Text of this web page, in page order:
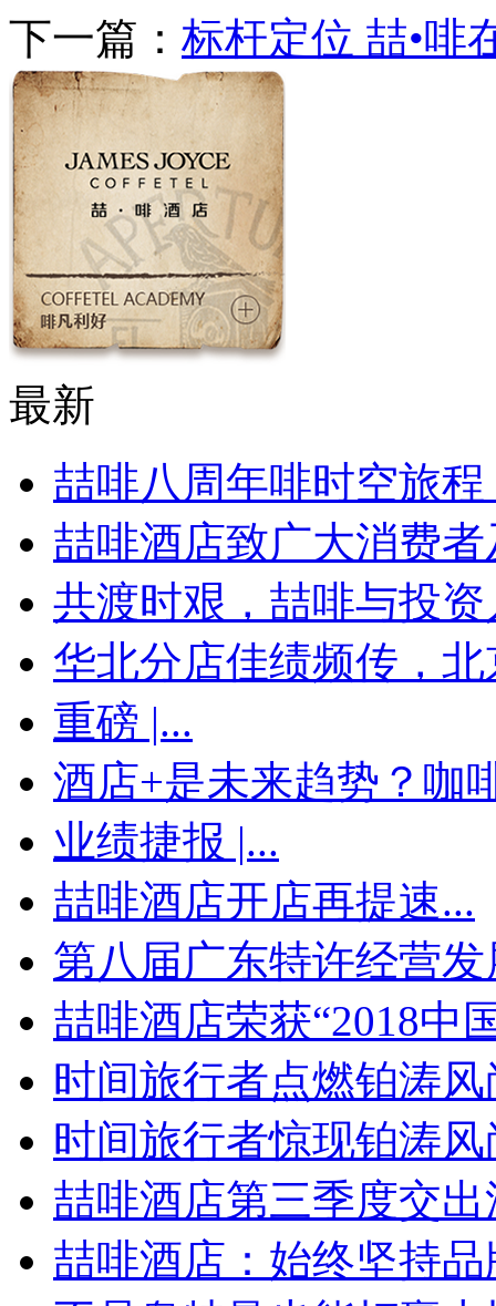
下一篇： 标杆定位 喆•啡
最新
喆啡八周年啡时空旅程
喆啡酒店致广大消费者
共渡时艰，喆啡与投
华北分店佳绩频传，北
重磅 |...
酒店+是未来趋势？咖
业绩捷报 |...
喆啡酒店开店再提速...
第八届广东特许经营发
喆啡酒店荣获“2018中
时间旅行者点燃铂涛
时间旅行者惊现铂涛风
喆啡酒店第三季度交出
喆啡酒店：始终坚持品